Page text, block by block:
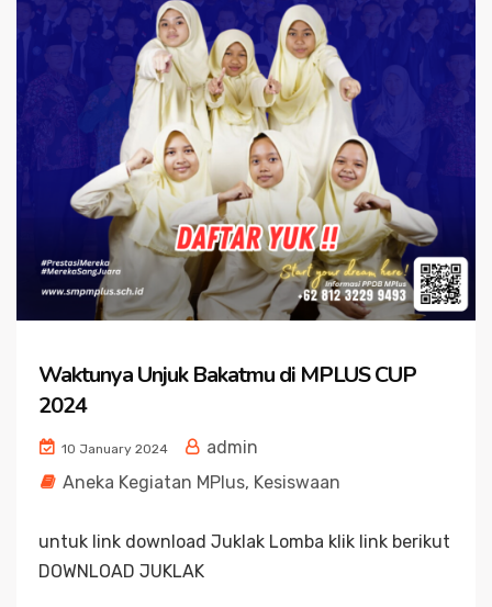
Waktunya Unjuk Bakatmu di MPLUS CUP
2024
10 January 2024
admin
Aneka Kegiatan MPlus, Kesiswaan
untuk link download Juklak Lomba klik link berikut
DOWNLOAD JUKLAK